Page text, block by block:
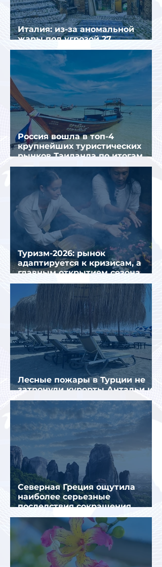
Италия: из-за аномальной
жары под угрозой 27
крупнейших городов
Россия вошла в топ-4
крупнейших туристических
рынков Таиланда по итогам
семи месяцев 2026 года
Туризм-2026: рынок
адаптируется к кризисам, а
главным открытием сезона
стал Вьетнам
Лесные пожары в Турции не
затронули курорты Антальи и
Муглы
Северная Греция ощутила
наиболее серьезные
последствия сокращения
турпотока из России